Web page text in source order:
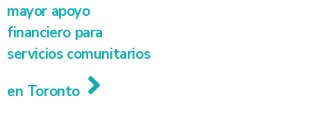
mayor apoyo
financiero para
servicios comunitarios
en Toronto